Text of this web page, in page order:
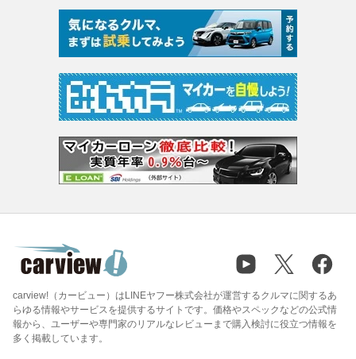
carview!（カービュー）はLINEヤフー株式会社が運営するクルマに関するあ
らゆる情報やサービスを提供するサイトです。価格やスペックなどの公式情
報から、ユーザーや専門家のリアルなレビューまで購入検討に役立つ情報を
多く掲載しています。